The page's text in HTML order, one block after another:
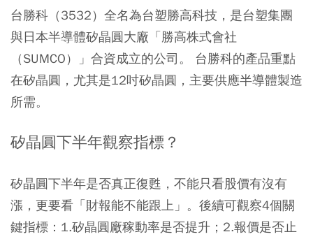
台勝科（3532）全名為台塑勝高科技，是台塑集團
與日本半導體矽晶圓大廠「勝高株式會社
（SUMCO）」合資成立的公司 。 台勝科的產品重點
在矽晶圓，尤其是12吋矽晶圓，主要供應半導體製造
所需。
矽晶圓下半年觀察指標？
矽晶圓下半年是否真正復甦，不能只看股價有沒有
漲，更要看「財報能不能跟上」。後續可觀察4個關
鍵指標：1.矽晶圓廠稼動率是否提升；2.報價是否止